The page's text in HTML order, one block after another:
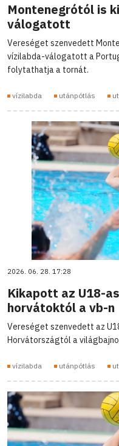
Montenegrótól is
válogatott
Vereséget szenvedett
vízilabda-válogatott a
folytathatja a tornát.
vízilabda utánpótlás
2026. 06. 28. 17:28
Kikapott az U18-
horvátoktól a vb-n
Vereséget szenvedett az
Horvátországtól a
vízilabda utánpótlás